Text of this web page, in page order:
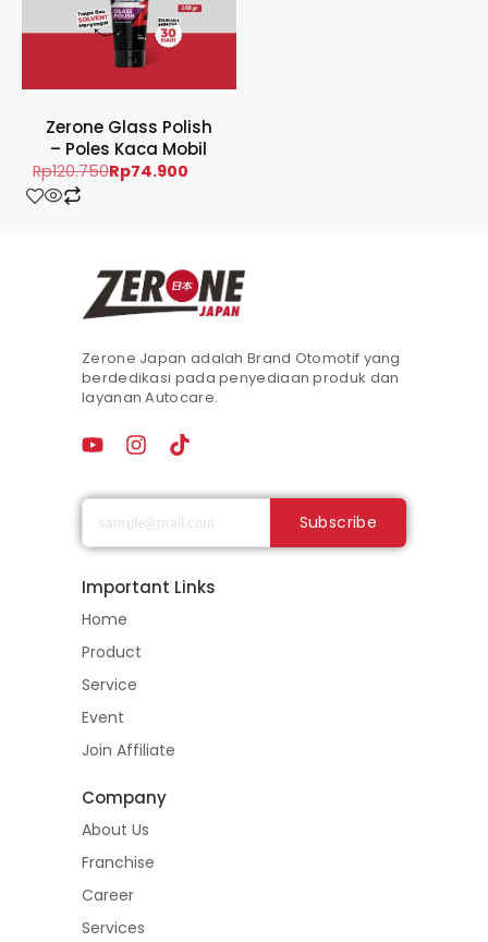
Zerone Glass Polish
– Poles Kaca Mobil
Rp120.750Rp74.900
Zerone Japan adalah Brand Otomotif yang
berdedikasi pada penyediaan produk dan
layanan Autocare.
Subscribe
Important Links
Home
Product
Service
Event
Join Affiliate
Company
About Us
Franchise
Career
Services